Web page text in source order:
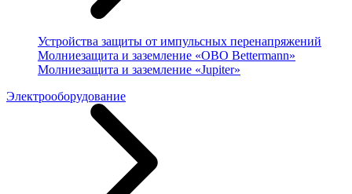
Устройства защиты от импульсных перенапряжений
Молниезащита и заземление «OBO Bettermann»
Молниезащита и заземление «Jupiter»
Электрооборудование